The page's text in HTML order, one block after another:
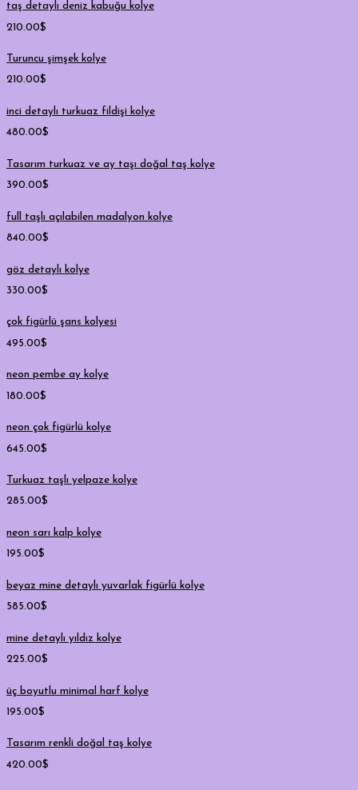
taş detaylı deniz kabuğu kolye
210.00$
Turuncu şimşek kolye
210.00$
inci detaylı turkuaz fildişi kolye
480.00$
Tasarım turkuaz ve ay taşı doğal taş kolye
390.00$
full taşlı açılabilen madalyon kolye
840.00$
göz detaylı kolye
330.00$
çok figürlü şans kolyesi
495.00$
neon pembe ay kolye
180.00$
neon çok figürlü kolye
645.00$
Turkuaz taşlı yelpaze kolye
285.00$
neon sarı kalp kolye
195.00$
beyaz mine detaylı yuvarlak figürlü kolye
585.00$
mine detaylı yıldız kolye
225.00$
üç boyutlu minimal harf kolye
195.00$
Tasarım renkli doğal taş kolye
420.00$